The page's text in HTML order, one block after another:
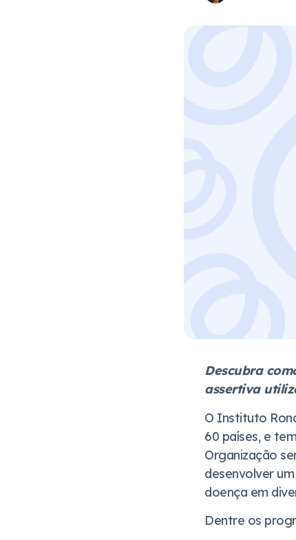
Descubra
assertiva
O Instituto
60 países, e
Organização
desenvolver
doença em
Dentre os